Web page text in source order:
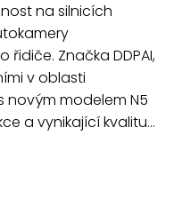
na silnicích
Značka DDPAI,
v oblasti
novým modelem N5
a vynikající kvalitu…